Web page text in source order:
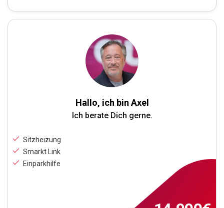
Hallo, ich bin Axel
Ich berate Dich gerne.
Sitzheizung
Smarkt Link
Einparkhilfe